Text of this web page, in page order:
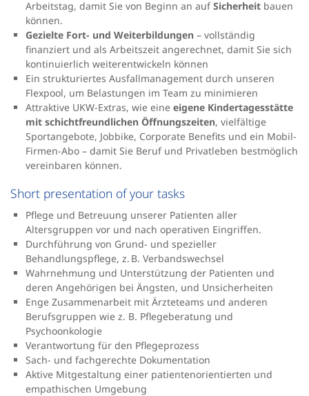
Arbeitstag, damit Sie von Beginn an aufSicherheit bauen
können.
Gezielte Fort- und Weiterbildungen – vollständig
finanziert und als Arbeitszeit angerechnet, damit Sie sich
kontinuierlich weiterentwickeln können
Ein strukturiertes Ausfallmanagement durch unseren
Flexpool, um Belastungen im Team zu minimieren
Attraktive UKW-Extras, wie eine eigene Kindertagesstätte
mit schichtfreundlichen Öffnungszeiten, vielfältige
Sportangebote, Jobbike, Corporate Benefits und ein Mobil-
Firmen-Abo – damit Sie Beruf und Privatleben bestmöglich
vereinbaren können.
Short presentation of your tasks
Pflege und Betreuung unserer Patienten aller
Altersgruppen vor und nach operativen Eingriffen.
Durchführung von Grund- und spezieller
Behandlungspflege, z. B. Verbandswechsel
Wahrnehmung und Unterstützung der Patienten und
deren Angehörigen bei Ängsten, und Unsicherheiten
Enge Zusammenarbeit mit Ärzteteams und anderen
Berufsgruppen wie z. B. Pflegeberatung und
Psychoonkologie
Verantwortung für den Pflegeprozess
Sach- und fachgerechte Dokumentation
Aktive Mitgestaltung einer patientenorientierten und
empathischen Umgebung